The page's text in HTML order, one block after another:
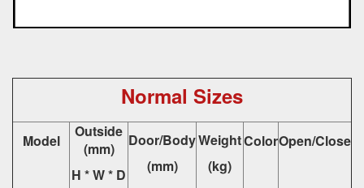
Normal Sizes
Model
Outside
(mm)
H * W * D
Door/Body
(mm)
Weight
(kg)
ColorOpen/Close